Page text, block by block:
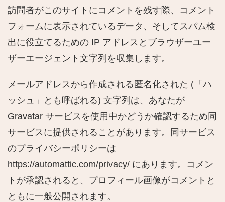
訪問者がこのサイトにコメントを残す際、コメント
フォームに表示されているデータ、そしてスパム検
出に役立てるための IP アドレスとブラウザーユー
ザーエージェント文字列を収集します。
メールアドレスから作成される匿名化された (「ハ
ッシュ」とも呼ばれる) 文字列は、あなたが
Gravatar サービスを使用中かどうか確認するため同
サービスに提供されることがあります。同サービス
のプライバシーポリシーは
https://automattic.com/privacy/ にあります。コメン
トが承認されると、プロフィール画像がコメントと
ともに一般公開されます。